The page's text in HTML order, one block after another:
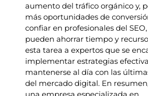
aumento del tráfico orgánico y,
más oportunidades de
confiar en profesionales del
pueden ahorrar tiempo y
esta tarea a expertos que se
implementar estrategias
mantenerse al día con las
del mercado digital. En
una empresa especializada en